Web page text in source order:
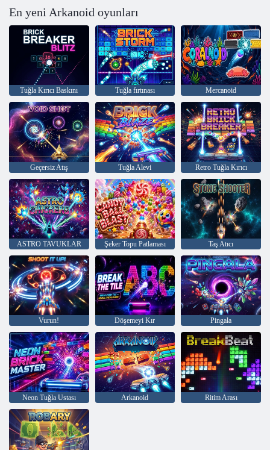
En yeni Arkanoid oyunları
Tuğla Kırıcı Baskını Tuğla fırtınası Mercanoid
Geçersiz Atış Tuğla Alevi Retro Tuğla Kırıcı
ASTRO TAVUKLAR Şeker Topu Patlaması Taş Atıcı
Vurun! Döşemeyi Kır Pingala
Neon Tuğla Ustası Arkanoid Ritim Arası